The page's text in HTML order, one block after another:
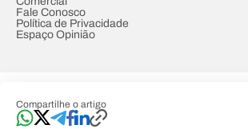
Compartilhe o artigo
Fale Conosco
Política de Privacidade
Espaço Opinião
Developed by Designed by